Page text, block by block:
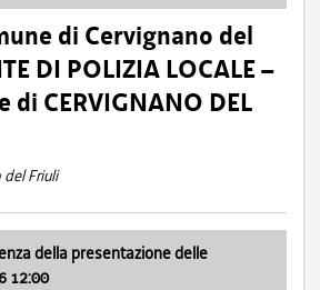
di Cervignano del
DI POLIZIA LOCALE –
di CERVIGNANO DEL
del Friuli
della presentazione delle
12:00